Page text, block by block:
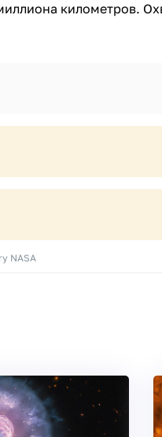
километров.
NASA